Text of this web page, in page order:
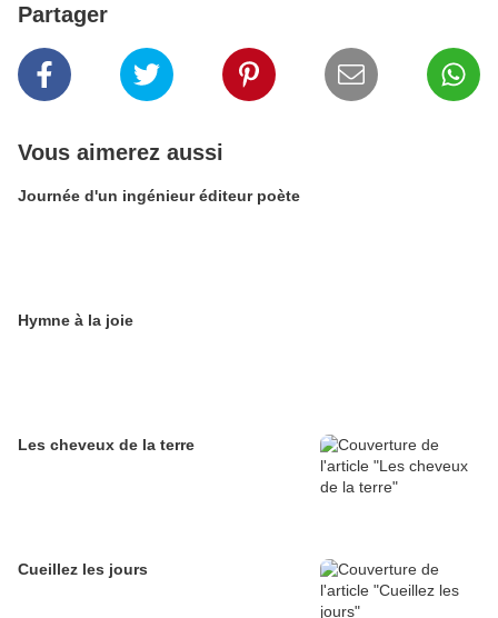
Partager
Vous aimerez aussi
Journée d'un ingénieur éditeur poète
Hymne à la joie
Les cheveux de la terre
Cueillez les jours